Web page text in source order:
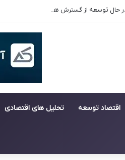
حال توسعه از گسترش هوش مصنوعی
اقتصاد توسعه تحلیل های اقتصادی